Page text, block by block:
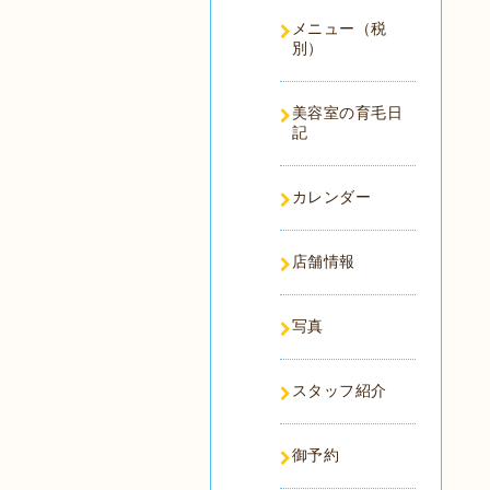
メニュー（税
別）
美容室の育毛日
記
カレンダー
店舗情報
写真
スタッフ紹介
御予約